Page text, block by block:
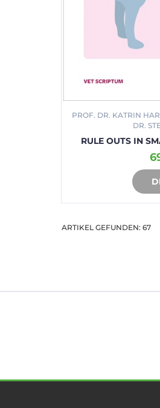
PROF. DR. KATRIN
DR.
RULE OUTS IN
IN DEN
ARTIKEL GEFUNDEN: 67